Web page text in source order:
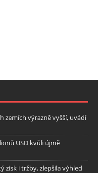
zemích výrazně vyšší, uvádí
USD kvůli újmě
zisk i tržby, zlepšila výhled